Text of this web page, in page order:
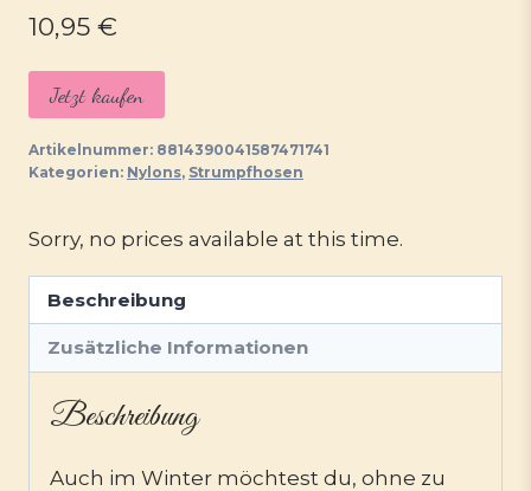
10,95 €
Jetzt kaufen
Artikelnummer: 8814390041587471741
Kategorien: Nylons, Strumpfhosen
Sorry, no prices available at this time.
Beschreibung
Zusätzliche Informationen
Beschreibung
Auch im Winter möchtest du, ohne zu